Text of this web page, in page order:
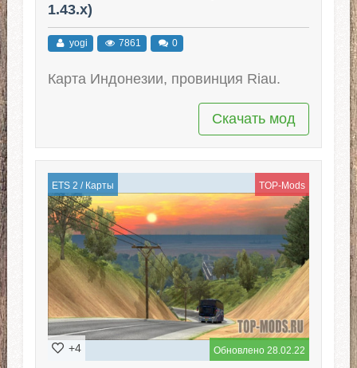
1.43.x)
yogi 7861 0
Карта Индонезии, провинция Riau.
Скачать мод
ETS 2 / Карты TOP-Mods
Обновлено 28.02.22
+4